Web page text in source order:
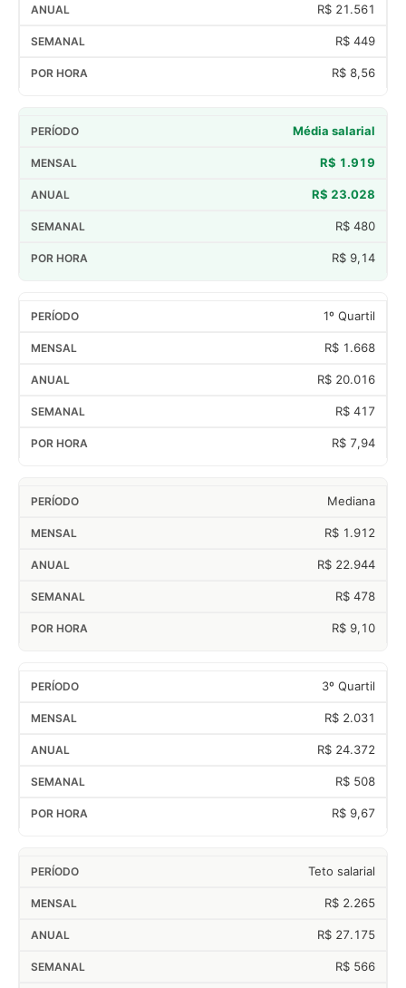
R$ 21.561
R$ 449
R$ 8,56
Média salarial
R$ 1.919
R$ 23.028
R$ 480
R$ 9,14
1º Quartil
R$ 1.668
R$ 20.016
R$ 417
R$ 7,94
Mediana
R$ 1.912
R$ 22.944
R$ 478
R$ 9,10
3º Quartil
R$ 2.031
R$ 24.372
R$ 508
R$ 9,67
Teto salarial
R$ 2.265
R$ 27.175
R$ 566